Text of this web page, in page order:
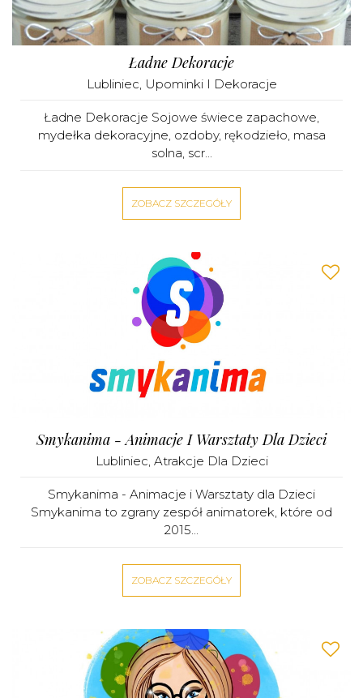
Ładne Dekoracje
Lubliniec, Upominki I Dekoracje
Ładne Dekoracje Sojowe świece zapachowe,
mydełka dekoracyjne, ozdoby, rękodzieło, masa
solna, scr...
ZOBACZ SZCZEGÓŁY
Smykanima - Animacje I Warsztaty Dla Dzieci
Lubliniec, Atrakcje Dla Dzieci
Smykanima - Animacje i Warsztaty dla Dzieci
Smykanima to zgrany zespół animatorek, które od
2015...
ZOBACZ SZCZEGÓŁY